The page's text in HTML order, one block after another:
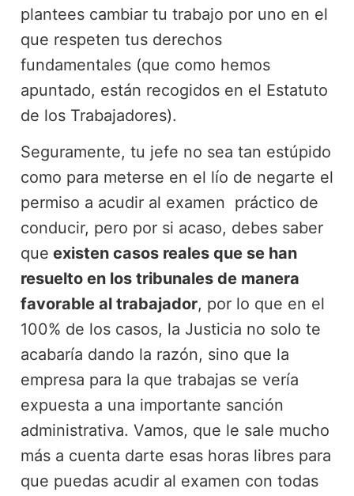
plantees cambiar tu trabajo por uno en el
que respeten tus derechos
fundamentales (que como hemos
apuntado, están recogidos en el Estatuto
de los Trabajadores).
Seguramente, tu jefe no sea tan estúpido
como para meterse en el lío de negarte el
permiso a acudir al examen práctico de
conducir, pero por si acaso, debes saber
que existen casos reales que se han
resuelto en los tribunales de manera
favorable al trabajador, por lo que en el
100% de los casos, la Justicia no solo te
acabaría dando la razón, sino que la
empresa para la que trabajas se vería
expuesta a una importante sanción
administrativa. Vamos, que le sale mucho
más a cuenta darte esas horas libres para
que puedas acudir al examen con todas